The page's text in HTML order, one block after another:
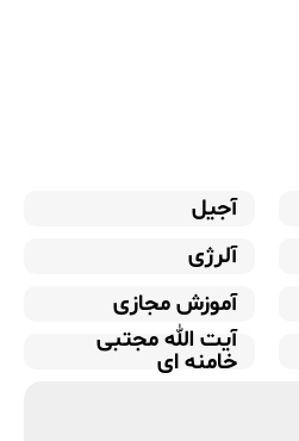
آجیل
آلرژی
آموزش مجازی
آیت الله مجتبی
خامنه ای